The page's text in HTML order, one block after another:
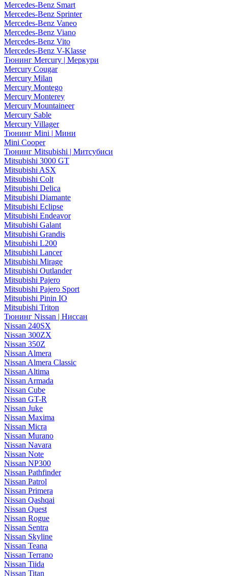
Mercedes-Benz Smart
Mercedes-Benz Sprinter
Mercedes-Benz Vaneo
Mercedes-Benz Viano
Mercedes-Benz Vito
Mercedes-Benz V-Klasse
Тюнинг Mercury | Меркури
Mercury Cougar
Mercury Milan
Mercury Montego
Mercury Monterey
Mercury Mountaineer
Mercury Sable
Mercury Villager
Тюнинг Mini | Мини
Mini Cooper
Тюнинг Mitsubishi | Митсубиси
Mitsubishi 3000 GT
Mitsubishi ASX
Mitsubishi Colt
Mitsubishi Delica
Mitsubishi Diamante
Mitsubishi Eclipse
Mitsubishi Endeavor
Mitsubishi Galant
Mitsubishi Grandis
Mitsubishi L200
Mitsubishi Lancer
Mitsubishi Mirage
Mitsubishi Outlander
Mitsubishi Pajero
Mitsubishi Pajero Sport
Mitsubishi Pinin IO
Mitsubishi Triton
Тюнинг Nissan | Ниссан
Nissan 240SX
Nissan 300ZX
Nissan 350Z
Nissan Almera
Nissan Almera Classic
Nissan Altima
Nissan Armada
Nissan Cube
Nissan GT-R
Nissan Juke
Nissan Maxima
Nissan Micra
Nissan Murano
Nissan Navara
Nissan Note
Nissan NP300
Nissan Pathfinder
Nissan Patrol
Nissan Primera
Nissan Qashqai
Nissan Quest
Nissan Rogue
Nissan Sentra
Nissan Skyline
Nissan Teana
Nissan Terrano
Nissan Tiida
Nissan Titan